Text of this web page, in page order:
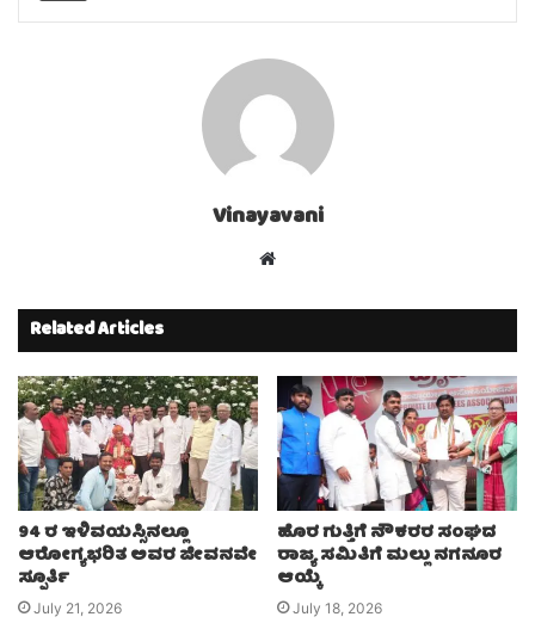
Vinayavani
Website
Related Articles
94 ರ ಇಳಿವಯಸ್ಸಿನಲ್ಲೂ
ಆರೋಗ್ಯಭರಿತ ಅವರ ಜೀವನವೇ
ಸ್ಪೂರ್ತಿ
July 21, 2026
ಹೊರ ಗುತ್ತಿಗೆ ನೌಕರರ ಸಂಘದ
ರಾಜ್ಯ ಸಮಿತಿಗೆ ಮಲ್ಲು ನಗನೂರ
ಆಯ್ಕೆ
July 18, 2026